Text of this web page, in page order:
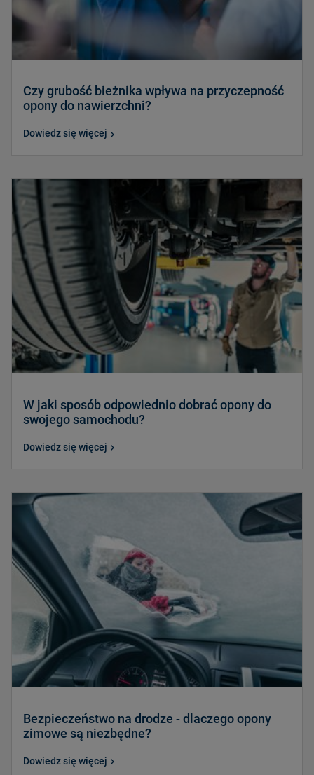
Czy grubość bieżnika wpływa na przyczepność
opony do nawierzchni?
Dowiedz się więcej
W jaki sposób odpowiednio dobrać opony do
swojego samochodu?
Dowiedz się więcej
Bezpieczeństwo na drodze - dlaczego opony
zimowe są niezbędne?
Dowiedz się więcej